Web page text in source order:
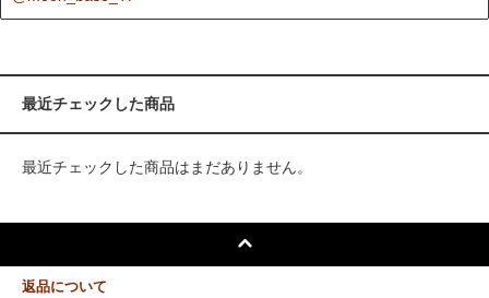
最近チェックした商品
最近チェックした商品はまだありません。
返品について